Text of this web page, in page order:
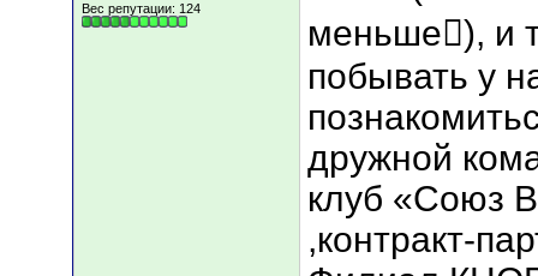
Вес репутации: 124
меньше), и
побывать у
дружной
клуб «Союз
,контракт-